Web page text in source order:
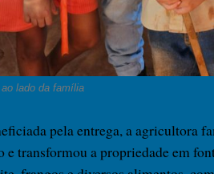
lado da família
pela entrega, a agricultora
e transformou a propriedade em